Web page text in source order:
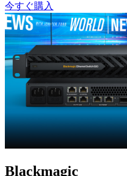
今すぐ購入
Blackmagic